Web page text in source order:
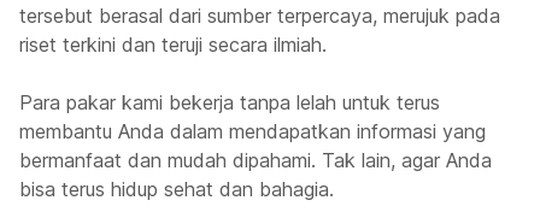
tersebut berasal dari sumber terpercaya, merujuk pada
riset terkini dan teruji secara ilmiah.
Para pakar kami bekerja tanpa lelah untuk terus
membantu Anda dalam mendapatkan informasi yang
bermanfaat dan mudah dipahami. Tak lain, agar Anda
bisa terus hidup sehat dan bahagia.